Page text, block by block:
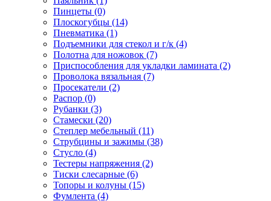
Пинцеты (0)
Плоскогубцы (14)
Пневматика (1)
Подъемники для стекол и г/к (4)
Полотна для ножовок (7)
Приспособления для укладки ламината (2)
Проволока вязальная (7)
Просекатели (2)
Распор (0)
Рубанки (3)
Стамески (20)
Степлер мебельный (11)
Струбцины и зажимы (38)
Стусло (4)
Тестеры напряжения (2)
Тиски слесарные (6)
Топоры и колуны (15)
Фумлента (4)